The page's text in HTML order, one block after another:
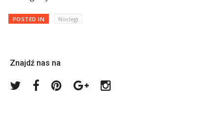
POSTED IN Noclegi
Znajdź nas na
Twitter FacebookPinterestGoogle
Plus
Instagram